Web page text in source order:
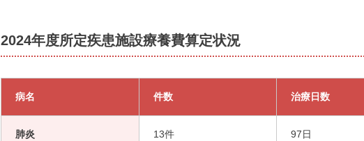
2024年度所定疾患施設療養費算定状況
病名 件数 治療日数
肺炎 13件 97日